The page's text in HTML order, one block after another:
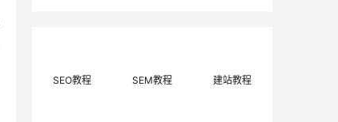
SEO教程 SEM教程 建站教程